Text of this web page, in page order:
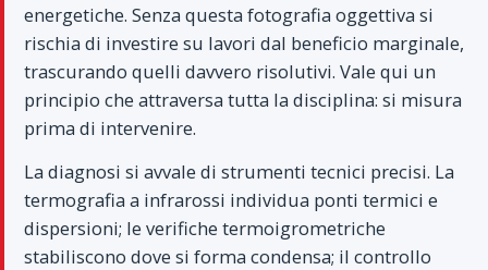
energetiche. Senza questa fotografia oggettiva si
rischia di investire su lavori dal beneficio marginale,
trascurando quelli davvero risolutivi. Vale qui un
principio che attraversa tutta la disciplina: si misura
prima di intervenire.
La diagnosi si avvale di strumenti tecnici precisi. La
termografia a infrarossi individua ponti termici e
dispersioni; le verifiche termoigrometriche
stabiliscono dove si forma condensa; il controllo